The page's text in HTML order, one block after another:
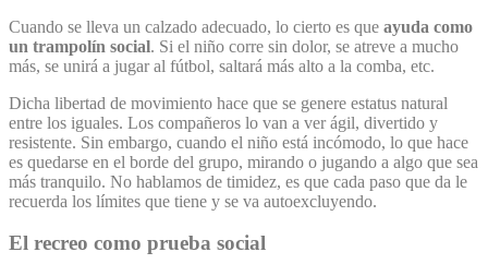
Cuando se lleva un calzado adecuado, lo cierto es que ayuda como
un trampolín social. Si el niño corre sin dolor, se atreve a mucho
más, se unirá a jugar al fútbol, saltará más alto a la comba, etc.
Dicha libertad de movimiento hace que se genere estatus natural
entre los iguales. Los compañeros lo van a ver ágil, divertido y
resistente. Sin embargo, cuando el niño está incómodo, lo que hace
es quedarse en el borde del grupo, mirando o jugando a algo que sea
más tranquilo. No hablamos de timidez, es que cada paso que da le
recuerda los límites que tiene y se va autoexcluyendo.
El recreo como prueba social